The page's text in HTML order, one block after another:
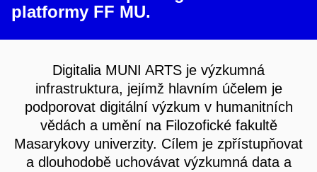
platformy FF MU.
Digitalia MUNI ARTS je výzkumná
infrastruktura, jejímž hlavním účelem je
podporovat digitální výzkum v humanitních
vědách a umění na Filozofické fakultě
Masarykovy univerzity. Cílem je zpřístupňovat
a dlouhodobě uchovávat výzkumná data a